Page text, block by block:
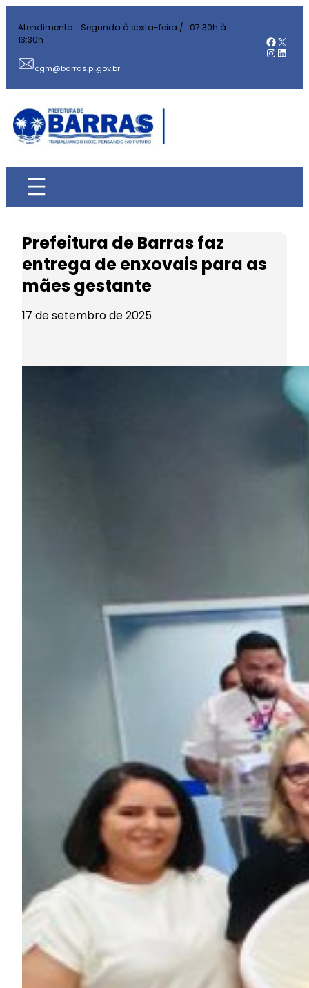
para
conteúdo
Atendimento: : Segunda à sexta-feira / : 07:30h à
13:30h
cgm@barras.pi.gov.br
X
Prefeitura de Barras faz
entrega de enxovais para as
mães gestante
17 de setembro de 2025